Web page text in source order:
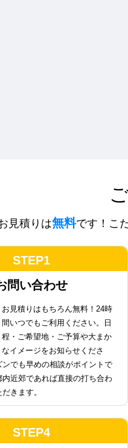
見積りは無料です！こ
STEP1
問い合わせ
お見積りはもちろん無料！24時
間いつでもご利用ください。日
程・ご希望地・ご予算や大まか
なイメージをお知らせくださ
ンでも早めの相談がポイントで
近郊であれば直接の打ち合わ
きます。
STEP4